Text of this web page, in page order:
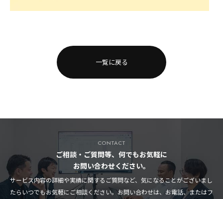
一覧に戻る
CONTACT
ご相談・ご質問等、何でもお気軽に
お問い合わせください。
サービス内容の詳細や実績に関するご質問など、気になることがございまし
たらいつでもお気軽にご相談ください。お問い合わせは、お電話、またはフ